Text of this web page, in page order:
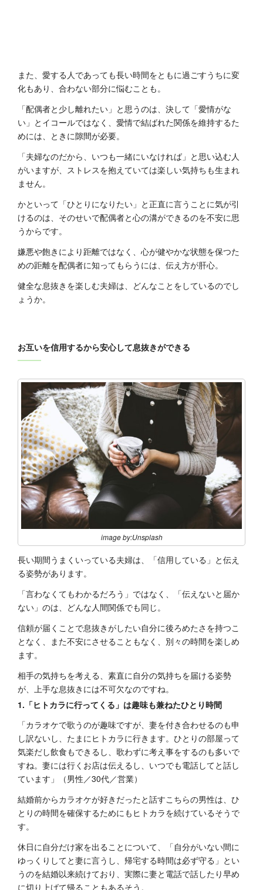
また、愛する人であっても長い時間をともに過ごすうちに変
化もあり、合わない部分に悩むことも。
「配偶者と少し離れたい」と思うのは、決して「愛情がな
い」とイコールではなく、愛情で結ばれた関係を維持するた
めには、ときに隙間が必要。
「夫婦なのだから、いつも一緒にいなければ」と思い込む人
がいますが、ストレスを抱えていては楽しい気持ちも生まれ
ません。
かといって「ひとりになりたい」と正直に言うことに気が引
けるのは、そのせいで配偶者と心の溝ができるのを不安に思
うからです。
嫌悪や飽きにより距離ではなく、心が健やかな状態を保つた
めの距離を配偶者に知ってもらうには、伝え方が肝心。
健全な息抜きを楽しむ夫婦は、どんなことをしているのでし
ょうか。
お互いを信用するから安心して息抜きができる
image by:Unsplash
長い期間うまくいっている夫婦は、「信用している」と伝え
る姿勢があります。
「言わなくてもわかるだろう」ではなく、「伝えないと届か
ない」のは、どんな人間関係でも同じ。
信頼が届くことで息抜きがしたい自分に後ろめたさを持つこ
となく、また不安にさせることもなく、別々の時間を楽しめ
ます。
相手の気持ちを考える、素直に自分の気持ちを届ける姿勢
が、上手な息抜きには不可欠なのですね。
1.「ヒトカラに行ってくる」は趣味も兼ねたひとり時間
「カラオケで歌うのが趣味ですが、妻を付き合わせるのも申
し訳ないし、たまにヒトカラに行きます。ひとりの部屋って
気楽だし飲食もできるし、歌わずに考え事をするのも多いで
すね。妻には行くお店は伝えるし、いつでも電話してと話し
ています」（男性／30代／営業）
結婚前からカラオケが好きだったと話すこちらの男性は、ひ
とりの時間を確保するためにもヒトカラを続けているそうで
す。
休日に自分だけ家を出ることについて、「自分がいない間に
ゆっくりしてと妻に言うし、帰宅する時間は必ず守る」とい
うのを結婚以来続けており、実際に妻と電話で話したり早め
に切り上げて帰ることもあるそう。